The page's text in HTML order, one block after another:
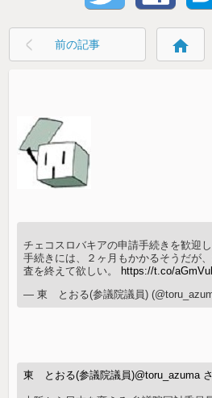
前の記事 home
チェコスロバキアの申請手続きを歓迎し
手続きには、２ヶ月もかかるそうだが
査を終えて欲しい。
https://t.co/
— 東 とおる(参議院議員)
東 とおる(参議院議員)@toru_azuma